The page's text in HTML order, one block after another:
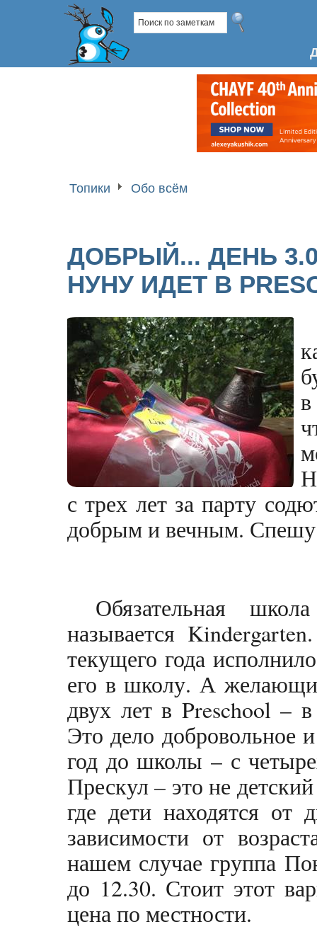
Топики Обо всём
ДОБРЫЙ... ДЕНЬ
НУНУ ИДЕТ В
с трех лет за парту
добрым и вечным. Спешу
Обязательная
называется
текущего года
его в школу. А
двух лет в Preschool –
Это дело добровольное
год до школы – с
Прескул – это не
где дети находятся
зависимости от
нашем случае группа
до 12.30. Стоит этот
цена по местности.